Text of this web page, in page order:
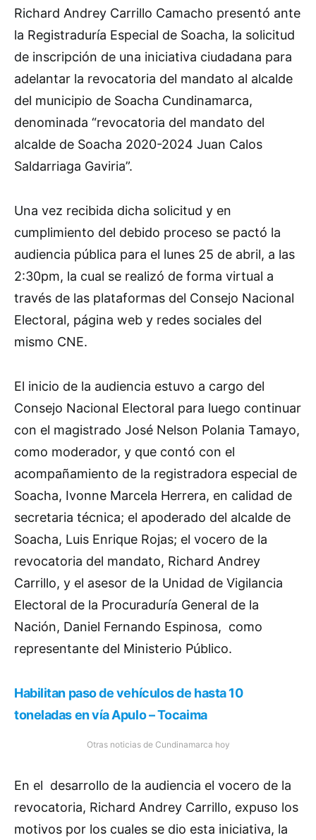
Richard Andrey Carrillo Camacho presentó ante
la Registraduría Especial de Soacha, la solicitud
de inscripción de una iniciativa ciudadana para
adelantar la revocatoria del mandato al alcalde
del municipio de Soacha Cundinamarca,
denominada “revocatoria del mandato del
alcalde de Soacha 2020-2024 Juan Calos
Saldarriaga Gaviria”.
Una vez recibida dicha solicitud y en
cumplimiento del debido proceso se pactó la
audiencia pública para el lunes 25 de abril, a las
2:30pm, la cual se realizó de forma virtual a
través de las plataformas del Consejo Nacional
Electoral, página web y redes sociales del
mismo CNE.
El inicio de la audiencia estuvo a cargo del
Consejo Nacional Electoral para luego continuar
con el magistrado José Nelson Polania Tamayo,
como moderador, y que contó con el
acompañamiento de la registradora especial de
Soacha, Ivonne Marcela Herrera, en calidad de
secretaria técnica; el apoderado del alcalde de
Soacha, Luis Enrique Rojas; el vocero de la
revocatoria del mandato, Richard Andrey
Carrillo, y el asesor de la Unidad de Vigilancia
Electoral de la Procuraduría General de la
Nación, Daniel Fernando Espinosa, como
representante del Ministerio Público.
Habilitan paso de vehículos de hasta 10
toneladas en vía Apulo – Tocaima
Otras noticias de Cundinamarca hoy
En el desarrollo de la audiencia el vocero de la
revocatoria, Richard Andrey Carrillo, expuso los
motivos por los cuales se dio esta iniciativa, la